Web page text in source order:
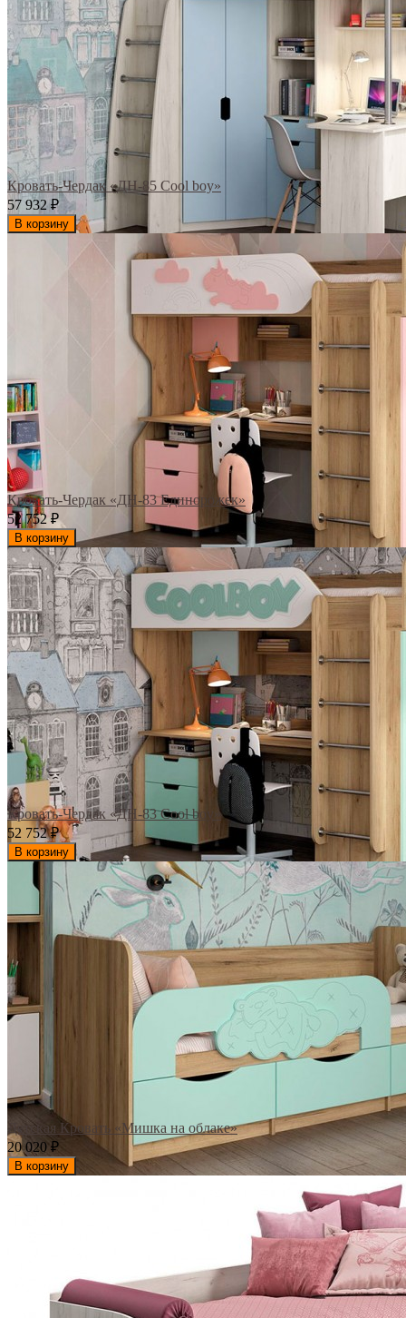
Кровать-Чердак «ДН-85 Cool boy»
57 932₽
В корзину
Кровать-Чердак «ДН-83 Единорожек»
52 752₽
В корзину
Кровать-Чердак «ДН-83 Cool boy»
52 752₽
В корзину
Детская Кровать «Мишка на облаке»
20 020₽
В корзину